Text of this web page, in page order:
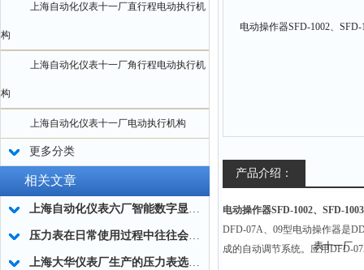
上海自动化仪表十一厂直行程电动执行机
构
上海自动化仪表十一厂角行程电动执行机
构
上海自动化仪表十一厂电动执行机构
更多分类
相关文章
上海自动化仪表六厂智能数字显示报警仪安装要求
压力表在日常使用过程中往往会碰到以下问题
上海大华仪表厂生产的压力表选用规定
产品介绍：
电动操作器SFD-1002、SFD-
DFD-07A、09型电动操作器是
成的自动调节系统。应用DFD-